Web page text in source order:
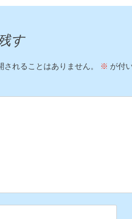
す
されることはありません。 ※ が付